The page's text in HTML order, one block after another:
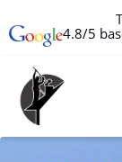
4.8/5